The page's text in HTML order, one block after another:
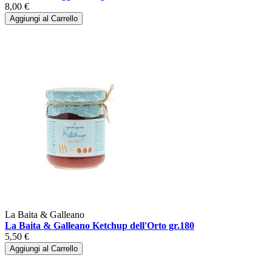
8,00 €
Aggiungi al Carrello
La Baita & Galleano
La Baita & Galleano Ketchup dell'Orto gr.180
5,50 €
Aggiungi al Carrello